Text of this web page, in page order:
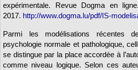
expérimentale. Revue Dogma en
2017. http://www.dogma.lu/pdf/IS-
Parmi les modélisations récentes
psychologie normale et pathologique,
se distingue par la place accordée à
comme niveau logique. Selon ces